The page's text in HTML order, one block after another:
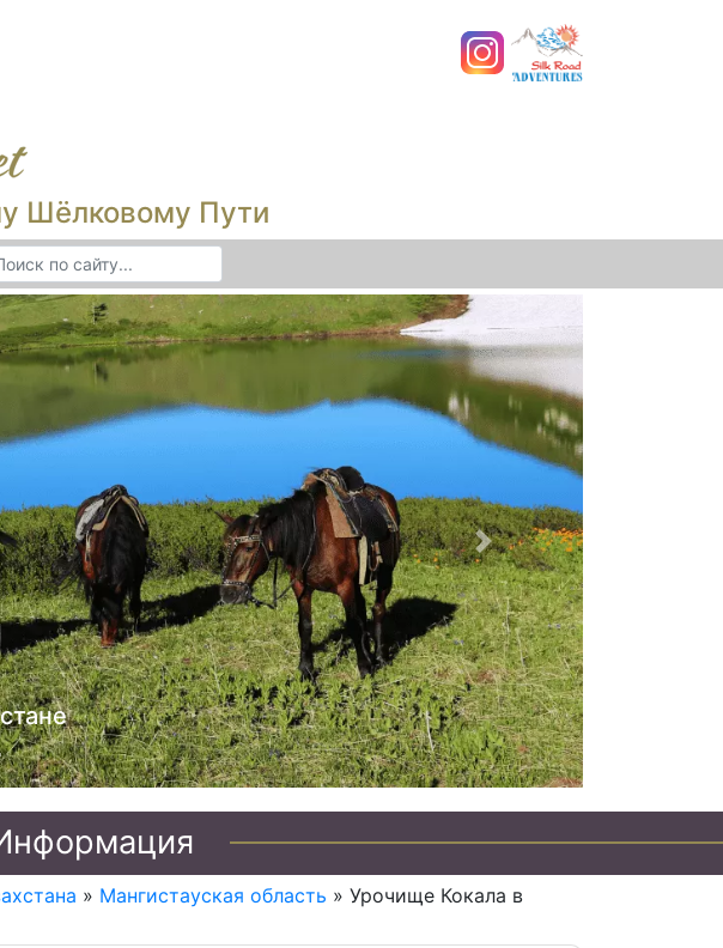
Шёлковому Пути
Следующий
» Мангистауская область » Урочище Кокала в